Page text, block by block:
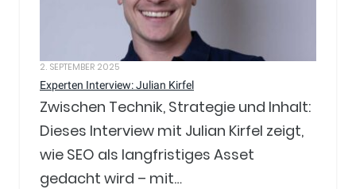
2. SEPTEMBER 2025
Experten Interview: Julian Kirfel
Zwischen Technik, Strategie und Inhalt:
Dieses Interview mit Julian Kirfel zeigt,
wie SEO als langfristiges Asset
gedacht wird – mit…